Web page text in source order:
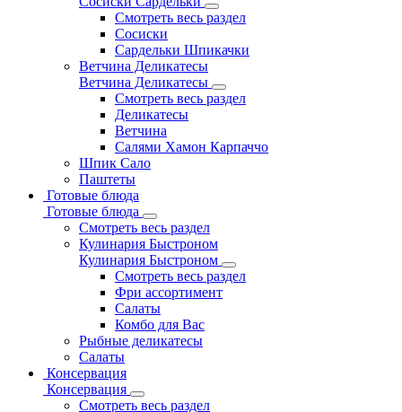
Смотреть весь раздел
Сосиски
Сардельки Шпикачки
Ветчина Деликатесы
Ветчина Деликатесы
Смотреть весь раздел
Деликатесы
Ветчина
Салями Хамон Карпаччо
Шпик Сало
Паштеты
Готовые блюда
Готовые блюда
Смотреть весь раздел
Кулинария Быстроном
Кулинария Быстроном
Смотреть весь раздел
Фри ассортимент
Салаты
Комбо для Вас
Рыбные деликатесы
Салаты
Консервация
Консервация
Смотреть весь раздел